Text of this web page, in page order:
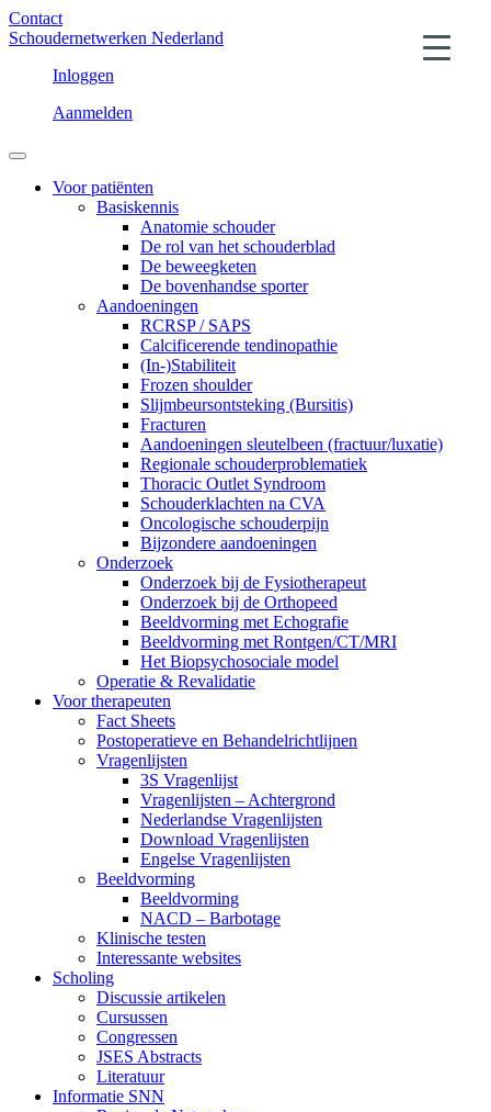
Contact
Schoudernetwerken Nederland
Inloggen
Aanmelden
Voor patiënten
Basiskennis
Anatomie schouder
De rol van het schouderblad
De beweegketen
De bovenhandse sporter
Aandoeningen
RCRSP / SAPS
Calcificerende tendinopathie
(In-)Stabiliteit
Frozen shoulder
Slijmbeursontsteking (Bursitis)
Fracturen
Aandoeningen sleutelbeen (fractuur/luxatie)
Regionale schouderproblematiek
Thoracic Outlet Syndroom
Schouderklachten na CVA
Oncologische schouderpijn
Bijzondere aandoeningen
Onderzoek
Onderzoek bij de Fysiotherapeut
Onderzoek bij de Orthopeed
Beeldvorming met Echografie
Beeldvorming met Rontgen/CT/MRI
Het Biopsychosociale model
Operatie & Revalidatie
Voor therapeuten
Fact Sheets
Postoperatieve en Behandelrichtlijnen
Vragenlijsten
3S Vragenlijst
Vragenlijsten – Achtergrond
Nederlandse Vragenlijsten
Download Vragenlijsten
Engelse Vragenlijsten
Beeldvorming
Beeldvorming
NACD – Barbotage
Klinische testen
Interessante websites
Scholing
Discussie artikelen
Cursussen
Congressen
JSES Abstracts
Literatuur
Informatie SNN